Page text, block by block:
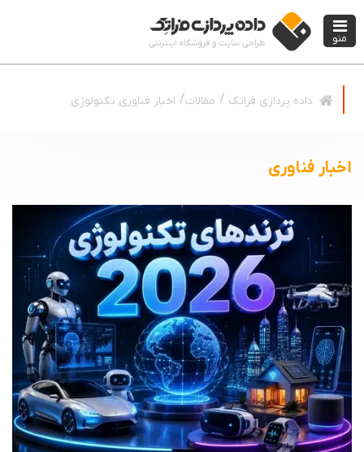
داده پردازی فراتک مقالات اخبار فناوری تکنولوژی
اخبار فناوری
منو